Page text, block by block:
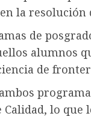
la resolución
de
alumnos
de
Calidad, lo